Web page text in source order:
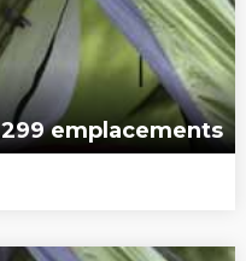
299 emplacements